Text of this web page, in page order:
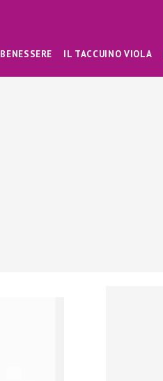
BENESSERE IL TACCUINO VIOLA